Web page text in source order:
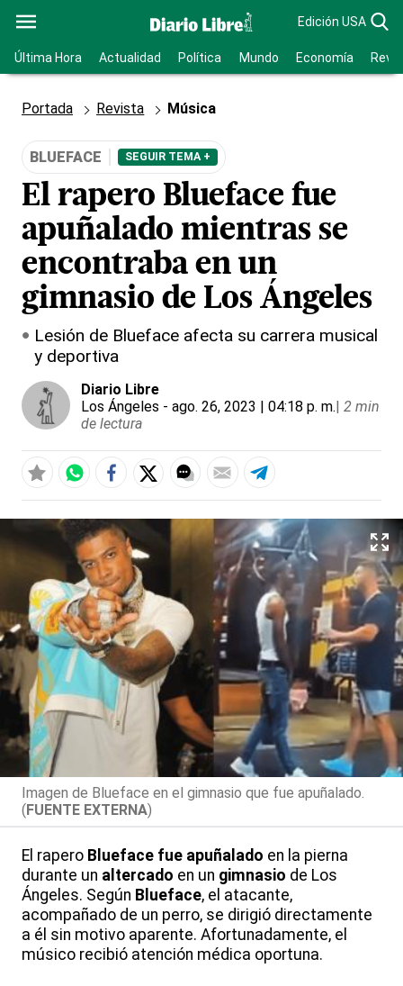
Edición USA
Última Hora Actualidad Política Mundo Economía
Portada Revista Música
BLUEFACE SEGUIR TEMA +
El rapero Blueface fue
apuñalado mientras se
encontraba en un
gimnasio de Los Ángeles
Lesión de Blueface afecta su carrera musical
y deportiva
Diario Libre
Los Ángeles - ago. 26, 2023 | 04:18 p. m.| 2 min
de lectura
Imagen de Blueface en el gimnasio que fue apuñalado.
(FUENTE EXTERNA)
El rapero Blueface fue apuñalado en la pierna
durante un altercado en un gimnasio de Los
Ángeles. Según Blueface, el atacante,
acompañado de un perro, se dirigió directamente
a él sin motivo aparente. Afortunadamente, el
músico recibió atención médica oportuna.